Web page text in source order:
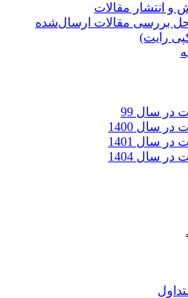
انتشار مقالات
بررسی مقالات ارسال‌شده
رایت)
سال 99
سال 1400
سال 1401
سال 1404